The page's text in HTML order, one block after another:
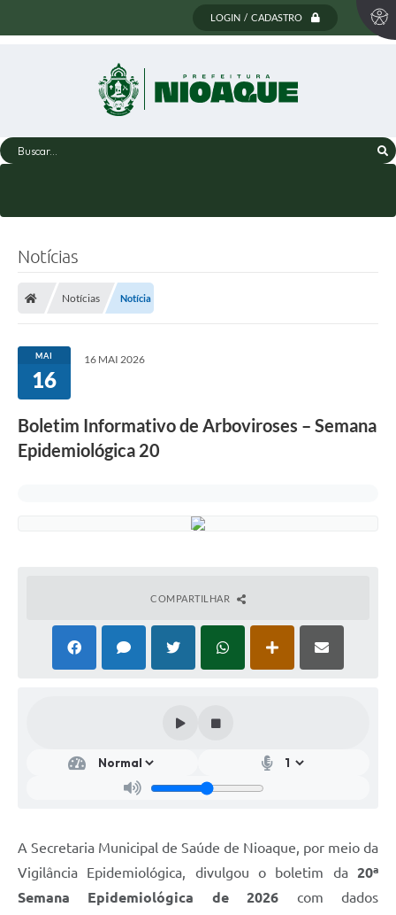
LOGIN / CADASTRO
Buscar...
Notícias
Notícias Notícia
MAI
16
16 MAI 2026
Boletim Informativo de Arboviroses – Semana
Epidemiológica 20
COMPARTILHAR
A Secretaria Municipal de Saúde de Nioaque, por meio da
Vigilância Epidemiológica, divulgou o boletim da 20ª
Semana Epidemiológica de 2026 com dados